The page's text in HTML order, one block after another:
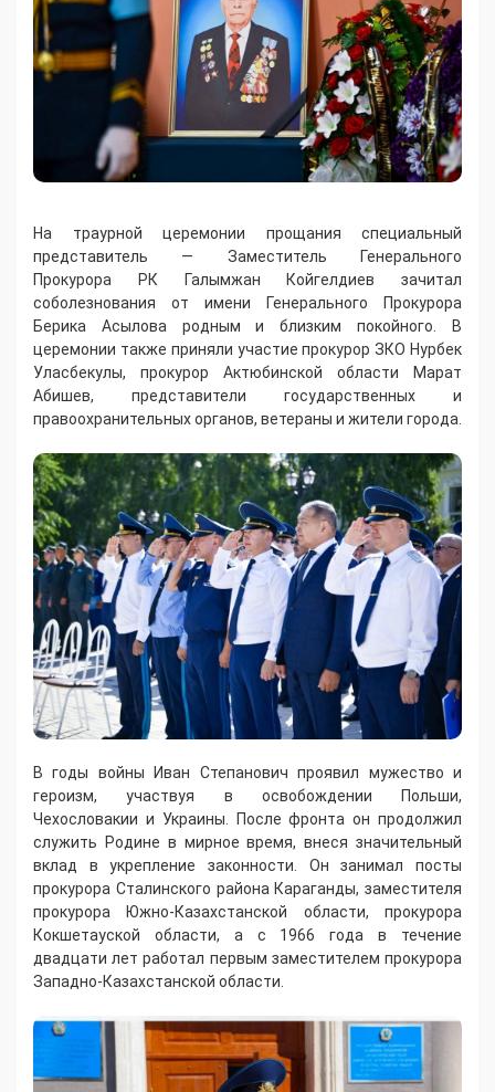
На траурной церемонии прощания специальный
представитель — Заместитель Генерального
Прокурора РК Галымжан Койгелдиев зачитал
соболезнования от имени Генерального Прокурора
Берика Асылова родным и близким покойного. В
церемонии также приняли участие прокурор ЗКО Нурбек
Уласбекулы, прокурор Актюбинской области Марат
Абишев, представители государственных и
правоохранительных органов, ветераны и жители города.
В годы войны Иван Степанович проявил мужество и
героизм, участвуя в освобождении Польши,
Чехословакии и Украины. После фронта он продолжил
служить Родине в мирное время, внеся значительный
вклад в укрепление законности. Он занимал посты
прокурора Сталинского района Караганды, заместителя
прокурора Южно-Казахстанской области, прокурора
Кокшетауской области, а с 1966 года в течение
двадцати лет работал первым заместителем прокурора
Западно-Казахстанской области.